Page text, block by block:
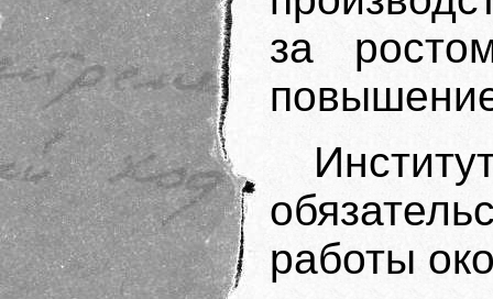
за
работы